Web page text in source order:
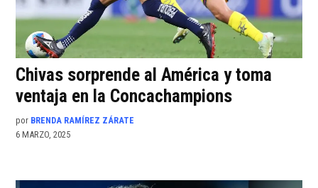
Chivas sorprende al América y toma
ventaja en la Concachampions
por BRENDA RAMÍREZ ZÁRATE
6 MARZO, 2025